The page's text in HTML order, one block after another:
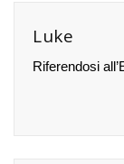
Luke
Riferendosi